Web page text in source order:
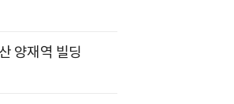
양재역 빌딩